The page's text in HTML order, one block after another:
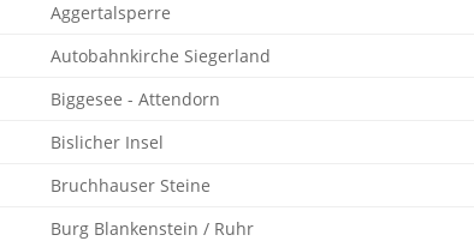
Aggertalsperre
Autobahnkirche Siegerland
Biggesee - Attendorn
Bislicher Insel
Bruchhauser Steine
Burg Blankenstein / Ruhr